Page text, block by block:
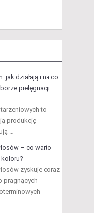
jak działają i na co
pielęgnacji
to
produkcję
…
– co warto
zyskuje coraz
pragnących